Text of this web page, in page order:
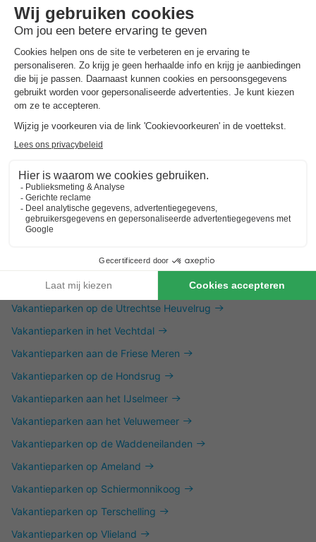
Dit is ook interessant
Vakantieparken in de Achterhoek
Vakantieparken in Twente
Vakantieparken op de Utrechtse Heuvelrug
Vakantieparken in het Vechtdal
Vakantieparken aan de Friese Meren
Vakantieparken op de Hondsrug
Vakantieparken aan het IJselmeer
Vakantieparken aan het Veluwemeer
Vakantieparken op de Waddeneilanden
Vakantieparken op Ameland
Vakantieparken op Schiermonnikoog
Vakantieparken op Terschelling
Vakantieparken op Vlieland